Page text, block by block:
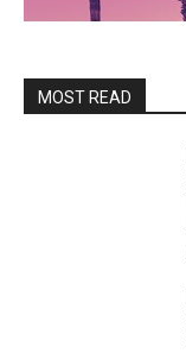
MOST READ